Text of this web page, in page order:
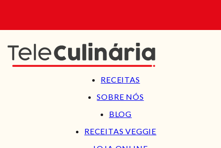
RECEITAS
SOBRE NÓS
BLOG
RECEITAS VEGGIE